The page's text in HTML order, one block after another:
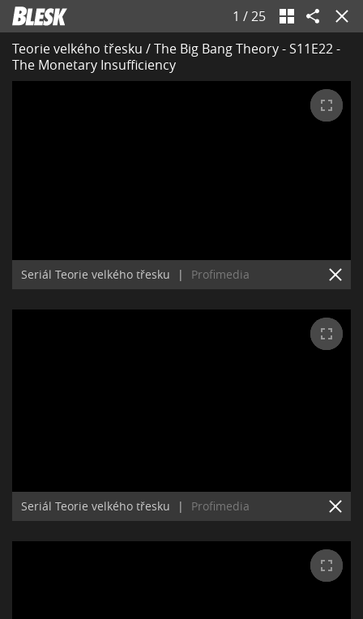
1 /25
Teorie velkého třesku / The Big Bang Theory - S11E22 -
The Monetary Insufficiency
Seriál Teorie velkého třesku | Profimedia
Seriál Teorie velkého třesku | Profimedia